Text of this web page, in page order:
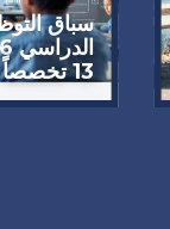
سباق
13 تخصصاً تعليمياً بالدولة